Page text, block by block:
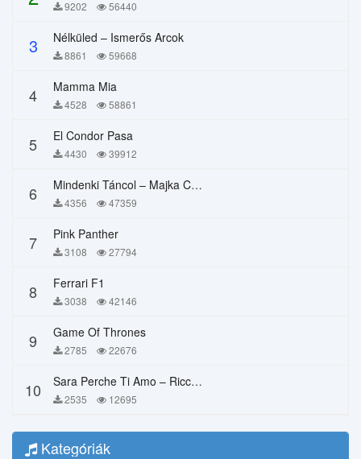
9202 56440
3 Nélküled – Ismerős Arcok
8861 59668
4 Mamma Mia
4528 58861
5 El Condor Pasa
4430 39912
6 Mindenki Táncol – Majka Curtis, Péter Majoros
4356 47359
7 Pink Panther
3108 27794
8 Ferrari F1
3038 42146
9 Game Of Thrones
2785 22676
10 Sara Perche Ti Amo – Ricchi E Poveri
2535 12695
Kategóriák